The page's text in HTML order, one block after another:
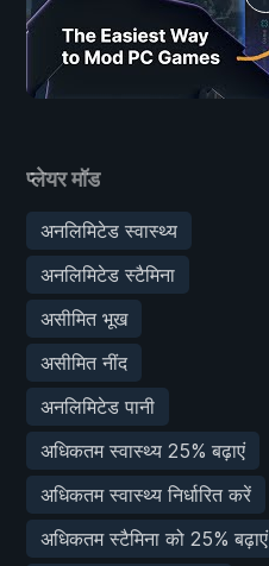
प्लेयर मॉड
अनलिमिटेड स्वास्थ्य
अनलिमिटेड स्टैमिना
असीमित भूख
असीमित नींद
अनलिमिटेड पानी
अधिकतम स्वास्थ्य 25% बढ़ाएं
अधिकतम स्वास्थ्य निर्धारित करें
अधिकतम स्टैमिना को 25% बढ़ाएं